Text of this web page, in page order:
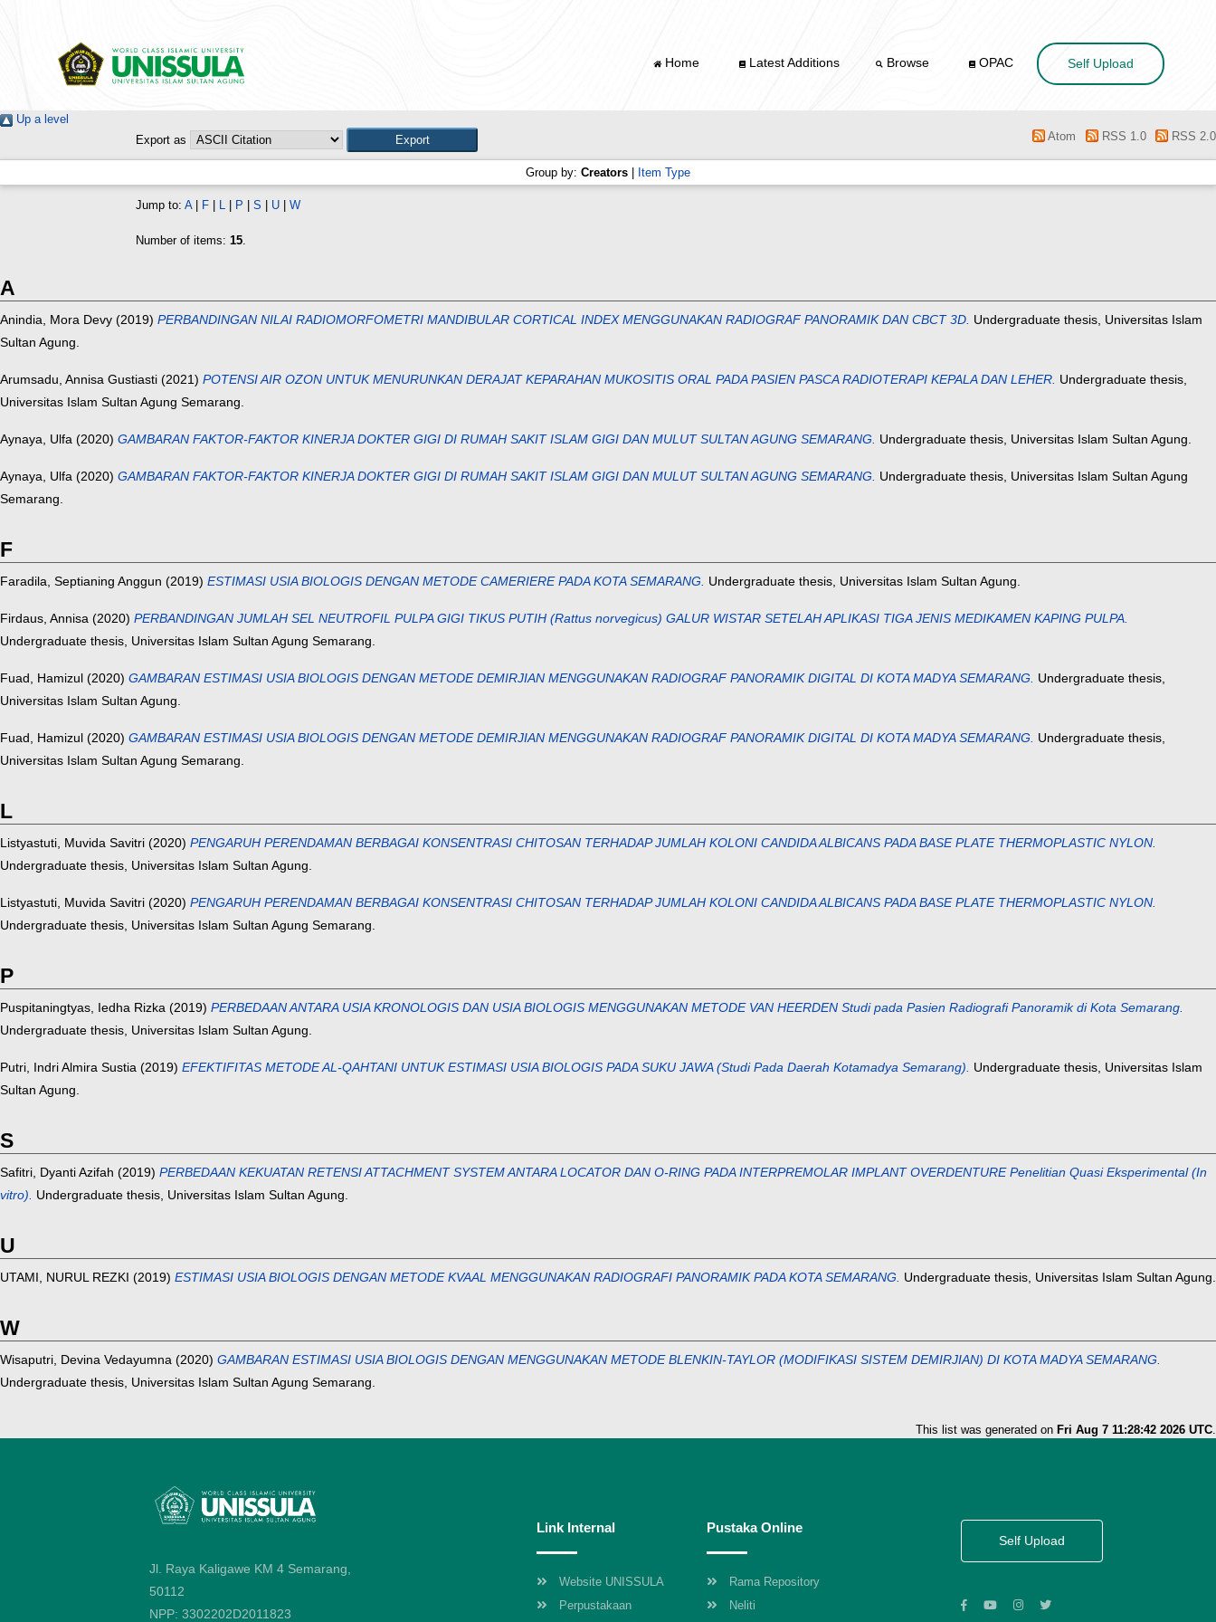
Home Latest Additions Browse OPAC Self Upload
Up a level
Export as
Atom RSS 1.0 RSS 2.0
Group by: Creators Item Type
Jump to: A| F L P S U W
Number of items: 15.
A
Anindia, Mora Devy (2019) PERBANDINGAN NILAI RADIOMORFOMETRI MANDIBULAR CORTICAL INDEX MENGGUNAKAN RADIOGRAF PANORAMIK DAN CBCT 3D. Undergraduate thesis, Universitas Islam
Sultan Agung.
Arumsadu, Annisa Gustiasti (2021) POTENSI AIR OZON UNTUK MENURUNKAN DERAJAT KEPARAHAN MUKOSITIS ORAL PADA PASIEN PASCA RADIOTERAPI KEPALA DAN LEHER. Undergraduate thesis,
Universitas Islam Sultan Agung Semarang.
Aynaya, Ulfa (2020) GAMBARAN FAKTOR-FAKTOR KINERJA DOKTER GIGI DI RUMAH SAKIT ISLAM GIGI DAN MULUT SULTAN AGUNG SEMARANG. Undergraduate thesis, Universitas Islam Sultan Agung.
Aynaya, Ulfa (2020) GAMBARAN FAKTOR-FAKTOR KINERJA DOKTER GIGI DI RUMAH SAKIT ISLAM GIGI DAN MULUT SULTAN AGUNG SEMARANG. Undergraduate thesis, Universitas Islam Sultan Agung
Semarang.
F
Faradila, Septianing Anggun (2019) ESTIMASI USIA BIOLOGIS DENGAN METODE CAMERIERE PADA KOTA SEMARANG. Undergraduate thesis, Universitas Islam Sultan Agung.
Firdaus, Annisa (2020) PERBANDINGAN JUMLAH SEL NEUTROFIL PULPA GIGI TIKUS PUTIH (Rattus norvegicus) GALUR WISTAR SETELAH APLIKASI TIGA JENIS MEDIKAMEN KAPING PULPA.
Undergraduate thesis, Universitas Islam Sultan Agung Semarang.
Fuad, Hamizul (2020) GAMBARAN ESTIMASI USIA BIOLOGIS DENGAN METODE DEMIRJIAN MENGGUNAKAN RADIOGRAF PANORAMIK DIGITAL DI KOTA MADYA SEMARANG. Undergraduate thesis,
Universitas Islam Sultan Agung.
Fuad, Hamizul (2020) GAMBARAN ESTIMASI USIA BIOLOGIS DENGAN METODE DEMIRJIAN MENGGUNAKAN RADIOGRAF PANORAMIK DIGITAL DI KOTA MADYA SEMARANG. Undergraduate thesis,
Universitas Islam Sultan Agung Semarang.
L
Listyastuti, Muvida Savitri (2020) PENGARUH PERENDAMAN BERBAGAI KONSENTRASI CHITOSAN TERHADAP JUMLAH KOLONI CANDIDA ALBICANS PADA BASE PLATE THERMOPLASTIC NYLON.
Undergraduate thesis, Universitas Islam Sultan Agung.
Listyastuti, Muvida Savitri (2020) PENGARUH PERENDAMAN BERBAGAI KONSENTRASI CHITOSAN TERHADAP JUMLAH KOLONI CANDIDA ALBICANS PADA BASE PLATE THERMOPLASTIC NYLON.
Undergraduate thesis, Universitas Islam Sultan Agung Semarang.
P
Puspitaningtyas, Iedha Rizka (2019) PERBEDAAN ANTARA USIA KRONOLOGIS DAN USIA BIOLOGIS MENGGUNAKAN METODE VAN HEERDEN Studi pada Pasien Radiografi Panoramik di Kota Semarang.
Undergraduate thesis, Universitas Islam Sultan Agung.
Putri, Indri Almira Sustia (2019) EFEKTIFITAS METODE AL-QAHTANI UNTUK ESTIMASI USIA BIOLOGIS PADA SUKU JAWA (Studi Pada Daerah Kotamadya Semarang). Undergraduate thesis, Universitas Islam
Sultan Agung.
S
Safitri, Dyanti Azifah (2019) PERBEDAAN KEKUATAN RETENSI ATTACHMENT SYSTEM ANTARA LOCATOR DAN O-RING PADA INTERPREMOLAR IMPLANT OVERDENTURE Penelitian Quasi Eksperimental (In
vitro). Undergraduate thesis, Universitas Islam Sultan Agung.
U
UTAMI, NURUL REZKI (2019) ESTIMASI USIA BIOLOGIS DENGAN METODE KVAAL MENGGUNAKAN RADIOGRAFI PANORAMIK PADA KOTA SEMARANG. Undergraduate thesis, Universitas Islam Sultan Agung.
W
Wisaputri, Devina Vedayumna (2020) GAMBARAN ESTIMASI USIA BIOLOGIS DENGAN MENGGUNAKAN METODE BLENKIN-TAYLOR (MODIFIKASI SISTEM DEMIRJIAN) DI KOTA MADYA SEMARANG.
Undergraduate thesis, Universitas Islam Sultan Agung Semarang.
This list was generated on Fri Aug 7 11:28:42 2026 UTC.
Jl. Raya Kaligawe KM 4 Semarang,
50112
NPP: 3302202D2011823
Link Internal
Website UNISSULA
Perpustakaan
Pustaka Online
Rama Repository
Neliti
Self Upload